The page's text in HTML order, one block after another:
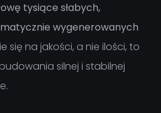
tysiące słabych,
wygenerowanych
się na jakości, a nie ilości, to
silnej i stabilnej